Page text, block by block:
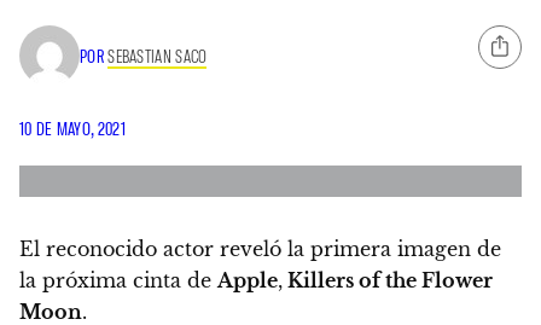
PORSEBASTIAN SACO
10 DE MAYO, 2021
El reconocido actor reveló la primera imagen de
la próxima cinta de Apple, Killers of the Flower
Moon.